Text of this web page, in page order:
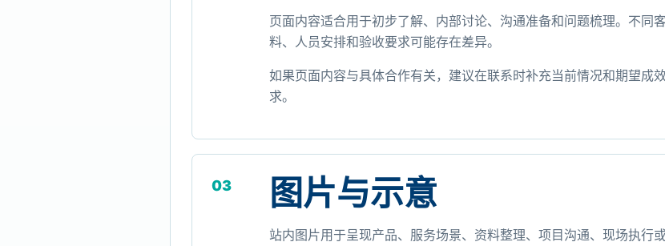
页面内容适合用于初步了解、内部讨论、沟通准备和问题梳理。不同
料、人员安排和验收要求可能存在差异。
如果页面内容与具体合作有关，建议在联系时补充当前情况和期望成
求。
03 图片与示意
站内图片用于呈现产品、服务场景、资料整理、项目沟通、现场执行